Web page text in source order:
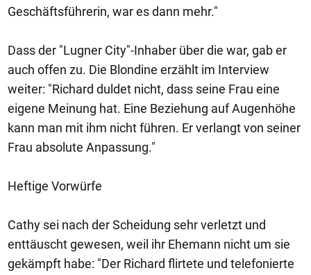
Geschäftsführerin, war es dann mehr."
Dass der "Lugner City"-Inhaber über die war, gab er
auch offen zu. Die Blondine erzählt im Interview
weiter: "Richard duldet nicht, dass seine Frau eine
eigene Meinung hat. Eine Beziehung auf Augenhöhe
kann man mit ihm nicht führen. Er verlangt von seiner
Frau absolute Anpassung."
Heftige Vorwürfe
Cathy sei nach der Scheidung sehr verletzt und
enttäuscht gewesen, weil ihr Ehemann nicht um sie
gekämpft habe: "Der Richard flirtete und telefonierte